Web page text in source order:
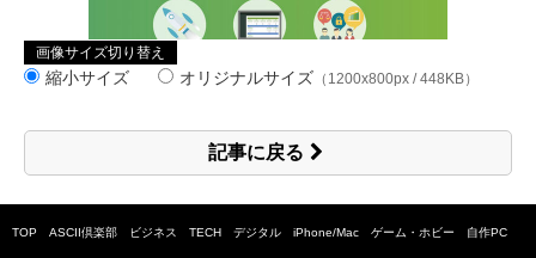
画像サイズ切り替え
縮小サイズ オリジナルサイズ （1200x800px / 448KB）
記事に戻る
TOP ASCII倶楽部 ビジネス TECH デジタル iPhone/Mac ゲーム・ホビー 自作PC